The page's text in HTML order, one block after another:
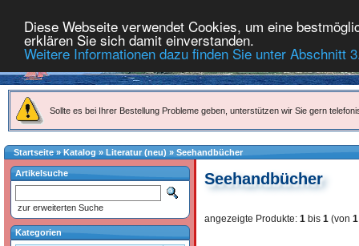
Diese Webseite verwendet Cookies, um eine
erklären Sie sich damit einverstanden.
Weitere Informationen dazu finden Sie unter Abschnitt
Sollte es bei Ihrer Bestellung Probleme geben, unterstützen wir Sie gern
Startseite»Katalog » Literatur (neu) » Seehandbücher
Seehandbücher
angezeigte Produkte: 1 bis 1 (von 1
Artikelsuche
zur erweiterten Suche
Kategorien